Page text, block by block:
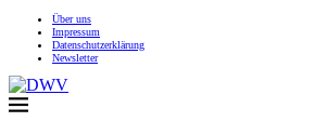
Über uns
Impressum
Datenschutzerklärung
Newsletter